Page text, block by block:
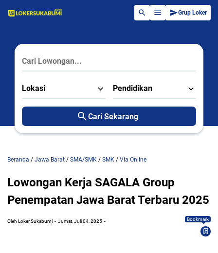
Grup Loker
Lokasi Pendidikan
Cari Sekarang
Beranda / Jawa Barat / SMA/SMK / SMK / Via Online
Lowongan Kerja SAGALA Group
Penempatan Jawa Barat Terbaru 2025
Oleh Loker Sukabumi Jumat, Juli 04, 2025 Bookmark